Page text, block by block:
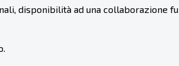
disponibilità ad una collaborazione